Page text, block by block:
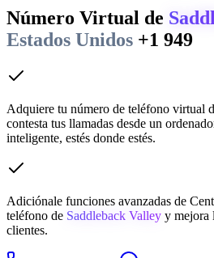
Número Virtual de
Estados Unidos +1 949
Adquiere tu número de teléfono virtual
contesta tus llamadas desde un
inteligente, estés donde estés.
Adiciónale funciones avanzadas de
teléfono de Saddleback Valley y mejora
clientes.